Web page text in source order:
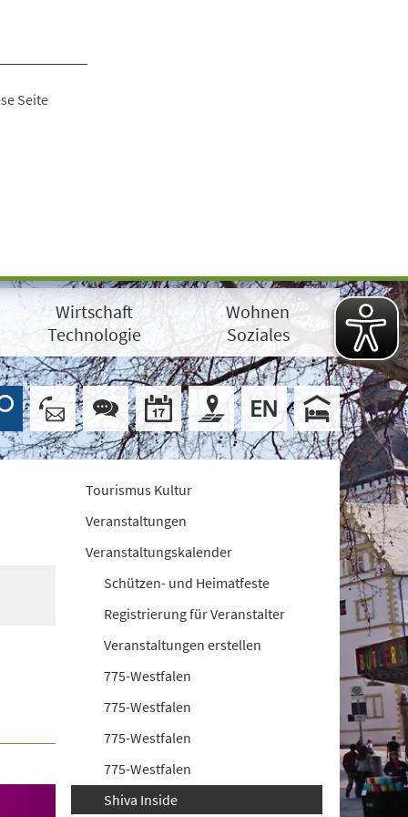
Seite
Wirtschaft
Technologie
Wohnen
Soziales
Tourismus Kultur
Veranstaltungen
Veranstaltungskalender
Schützen- und Heimatfeste
Registrierung für Veranstalter
Veranstaltungen erstellen
775-Westfalen
775-Westfalen
775-Westfalen
775-Westfalen
Shiva Inside